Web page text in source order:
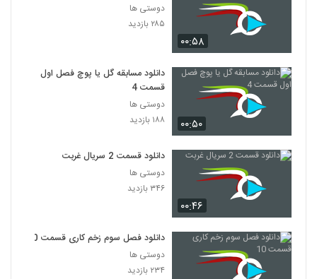
۰۰:۵۸
دوستی ها
۲۸۵ بازدید
۰۰:۵۰
دانلود مسابقه گل یا پوچ فصل اول
قسمت 4
دوستی ها
۱۸۸ بازدید
۰۰:۴۶
دانلود قسمت 2 سریال غربت
دوستی ها
۳۴۶ بازدید
دانلود فصل سوم زخم کاری قسمت 10
دوستی ها
۲۳۴ بازدید